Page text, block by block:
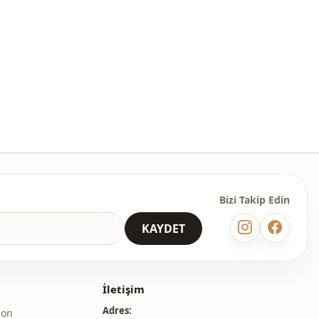
Regular
Fermuarlı
Bilek boy
Beli kuşaklı
KAYDET
Bizi Takip Edin
İletişim
Adres: